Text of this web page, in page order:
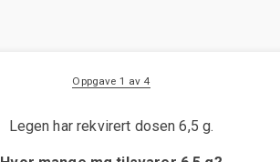
Oppgave 1 av 4
Legen har rekvirert dosen 6,5 g.